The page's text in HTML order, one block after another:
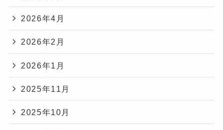
2026年4月
2026年2月
2026年1月
2025年11月
2025年10月